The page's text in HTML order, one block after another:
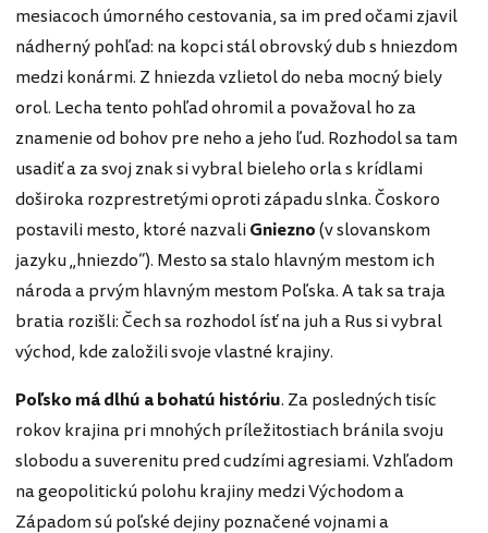
mesiacoch úmorného cestovania, sa im pred očami zjavil
nádherný pohľad: na kopci stál obrovský dub s hniezdom
medzi konármi. Z hniezda vzlietol do neba mocný biely
orol. Lecha tento pohľad ohromil a považoval ho za
znamenie od bohov pre neho a jeho ľud. Rozhodol sa tam
usadiť a za svoj znak si vybral bieleho orla s krídlami
doširoka rozprestretými oproti západu slnka. Čoskoro
postavili mesto, ktoré nazvaliGniezno(v slovanskom
jazyku „hniezdo“). Mesto sa stalo hlavným mestom ich
národa a prvým hlavným mestom Poľska. A tak sa traja
bratia rozišli: Čech sa rozhodol ísť na juh a Rus si vybral
východ, kde založili svoje vlastné krajiny.
Poľsko má dlhú a bohatú históriu. Za posledných tisíc
rokov krajina pri mnohých príležitostiach bránila svoju
slobodu a suverenitu pred cudzími agresiami. Vzhľadom
na geopolitickú polohu krajiny medzi Východom a
Západom sú poľské dejiny poznačené vojnami a